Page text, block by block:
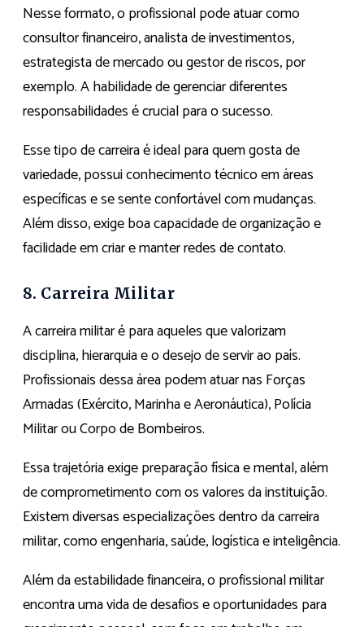
Nesse formato, o profissional pode atuar como
consultor financeiro, analista de investimentos,
estrategista de mercado ou gestor de riscos, por
exemplo. A habilidade de gerenciar diferentes
responsabilidades é crucial para o sucesso.
Esse tipo de carreira é ideal para quem gosta de
variedade, possui conhecimento técnico em áreas
específicas e se sente confortável com mudanças.
Além disso, exige boa capacidade de organização e
facilidade em criar e manter redes de contato.
8. Carreira Militar
A carreira militar é para aqueles que valorizam
disciplina, hierarquia e o desejo de servir ao país.
Profissionais dessa área podem atuar nas Forças
Armadas (Exército, Marinha e Aeronáutica), Polícia
Militar ou Corpo de Bombeiros.
Essa trajetória exige preparação física e mental, além
de comprometimento com os valores da instituição.
Existem diversas especializações dentro da carreira
militar, como engenharia, saúde, logística e inteligência.
Além da estabilidade financeira, o profissional militar
encontra uma vida de desafios e oportunidades para